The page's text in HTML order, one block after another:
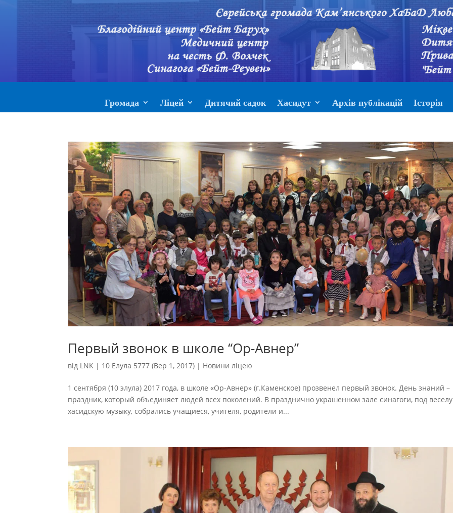
Громада Ліцей Дитячий садок Хасидут Архів публікацій Історія
Первый звонок в школе “Ор-Авнер”
від LNK | 10 Елула 5777 (Вер 1, 2017) | Новини ліцею
1 сентября (10 элула) 2017 года, в школе «Ор-Авнер» (г.Каменское) прозвенел первый звонок. День знаний –
праздник, который объединяет людей всех поколений. В празднично украшенном зале синагоги, под
хасидскую музыку, собрались учащиеся, учителя, родители и...